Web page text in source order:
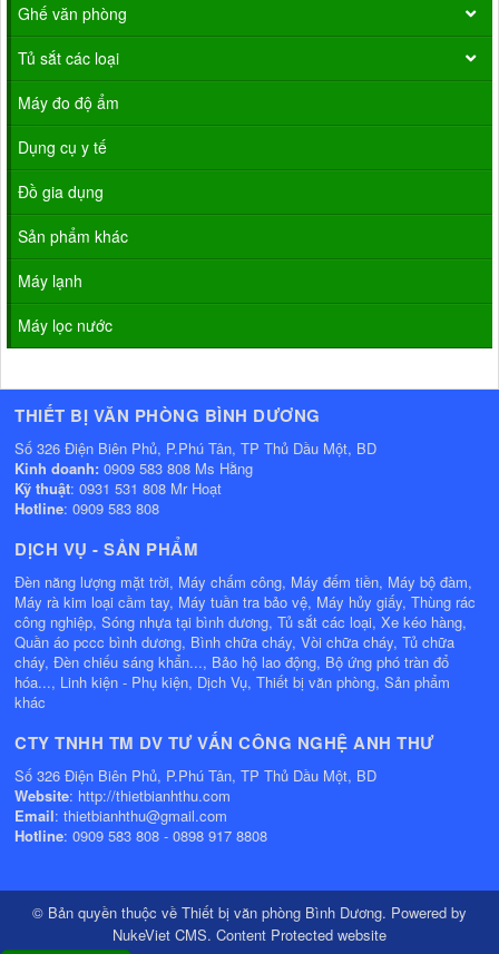
Ghế văn phòng
Tủ sắt các loại
Máy đo độ ẩm
Dụng cụ y tế
Đồ gia dụng
Sản phẩm khác
Máy lạnh
Máy lọc nước
THIẾT BỊ VĂN PHÒNG BÌNH DƯƠNG
Số 326 Điện Biên Phủ, P.Phú Tân, TP Thủ Dầu Một, BD
Kinh doanh: 0909 583 808 Ms Hằng
Kỹ thuật: 0931 531 808 Mr Hoạt
Hotline: 0909 583 808
DỊCH VỤ - SẢN PHẨM
Đèn năng lượng mặt trời, Máy chấm công, Máy đếm tiền, Máy bộ đàm,
Máy rà kim loại cầm tay, Máy tuần tra bảo vệ, Máy hủy giấy, Thùng rác
công nghiệp, Sóng nhựa tại bình dương, Tủ sắt các loại, Xe kéo hàng,
Quần áo pccc bình dương, Bình chữa cháy, Vòi chữa cháy, Tủ chữa
cháy, Đèn chiếu sáng khẩn..., Bảo hộ lao động, Bộ ứng phó tràn đổ
hóa..., Linh kiện - Phụ kiện, Dịch Vụ, Thiết bị văn phòng, Sản phẩm
khác
CTY TNHH TM DV TƯ VẤN CÔNG NGHỆ ANH THƯ
Số 326 Điện Biên Phủ, P.Phú Tân, TP Thủ Dầu Một, BD
Website: http://thietbianhthu.com
Email: thietbianhthu@gmail.com
Hotline: 0909 583 808 - 0898 917 8808
© Bản quyền thuộc về Thiết bị văn phòng Bình Dương. Powered by
NukeViet CMS. Content Protected website